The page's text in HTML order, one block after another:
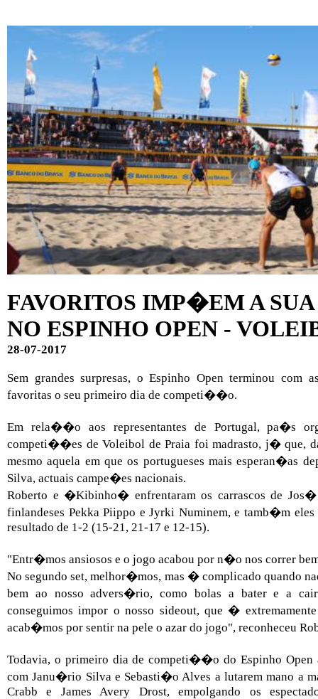
FAVORITOS IMP�EM A
NO ESPINHO OPEN -
28-07-2017
Sem grandes surpresas, o Espinho Open terminou com
favoritas o seu primeiro dia de competi��o.
Em rela��o aos representantes de Portugal, pa�s
competi��es de Voleibol de Praia foi madrasto, j� que,
mesmo aquela em que os portugueses mais esperan�as
Silva, actuais campe�es nacionais.
Roberto e �Kibinho� enfrentaram os carrascos de
finlandeses Pekka Piippo e Jyrki Numinem, e tamb�m
resultado de 1-2 (15-21, 21-17 e 12-15).
"Entr�mos ansiosos e o jogo acabou por n�o nos correr
No segundo set, melhor�mos, mas � complicado quando
bem ao nosso advers�rio, como bolas a bater e a
conseguimos impor o nosso sideout, que �
acab�mos por sentir na pele o azar do jogo", reconheceu
Todavia, o primeiro dia de competi��o do Espinho
com Janu�rio Silva e Sebasti�o Alves a lutarem mano a
Crabb e James Avery Drost, empolgando os